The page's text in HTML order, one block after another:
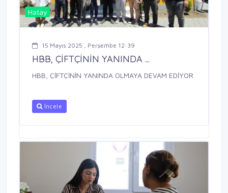
Hatay
15 Mayıs 2025 , Perşembe 12:39
HBB, ÇİFTÇİNİN YANINDA ...
HBB, ÇİFTÇİNİN YANINDA OLMAYA DEVAM EDİYOR
İncele